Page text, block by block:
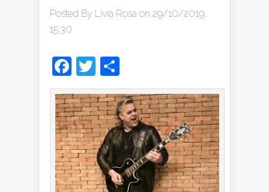
Posted By Lívia Rosa on 29/10/2019,
15:30
Facebook
Twitter